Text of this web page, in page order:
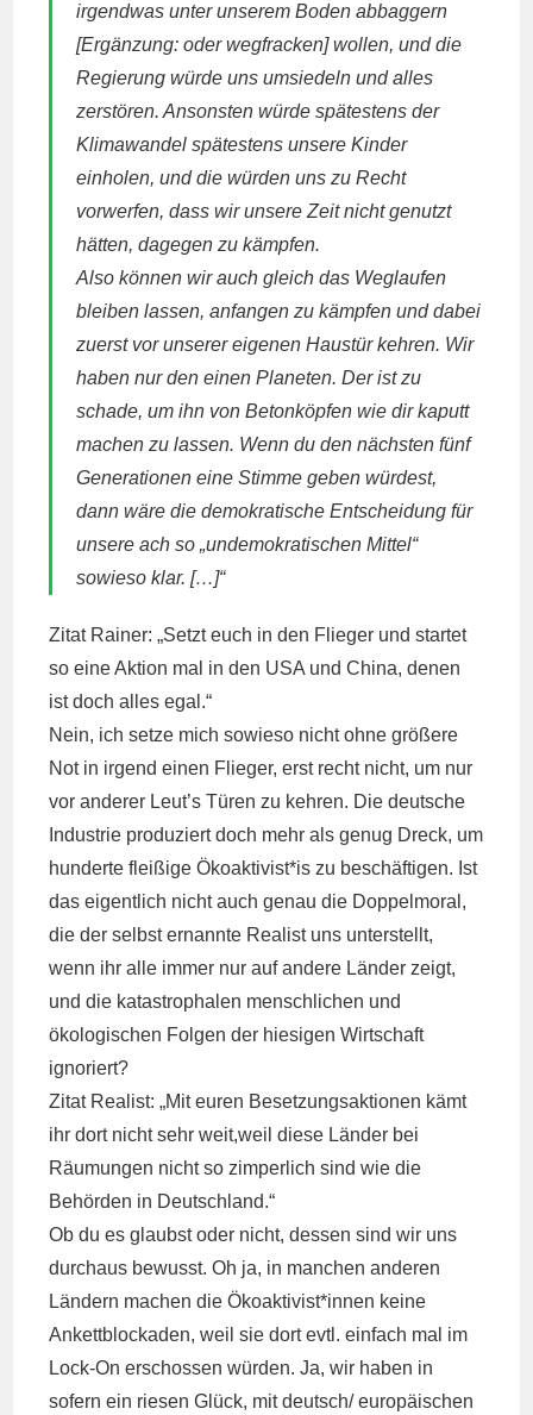
irgendwas unter unserem Boden abbaggern
[Ergänzung: oder wegfracken] wollen, und die
Regierung würde uns umsiedeln und alles
zerstören. Ansonsten würde spätestens der
Klimawandel spätestens unsere Kinder
einholen, und die würden uns zu Recht
vorwerfen, dass wir unsere Zeit nicht genutzt
hätten, dagegen zu kämpfen.
Also können wir auch gleich das Weglaufen
bleiben lassen, anfangen zu kämpfen und dabei
zuerst vor unserer eigenen Haustür kehren. Wir
haben nur den einen Planeten. Der ist zu
schade, um ihn von Betonköpfen wie dir kaputt
machen zu lassen. Wenn du den nächsten fünf
Generationen eine Stimme geben würdest,
dann wäre die demokratische Entscheidung für
unsere ach so „undemokratischen Mittel“
sowieso klar. […]“
Zitat Rainer: „Setzt euch in den Flieger und startet
so eine Aktion mal in den USA und China, denen
ist doch alles egal.“
Nein, ich setze mich sowieso nicht ohne größere
Not in irgend einen Flieger, erst recht nicht, um nur
vor anderer Leut’s Türen zu kehren. Die deutsche
Industrie produziert doch mehr als genug Dreck, um
hunderte fleißige Ökoaktivist*is zu beschäftigen. Ist
das eigentlich nicht auch genau die Doppelmoral,
die der selbst ernannte Realist uns unterstellt,
wenn ihr alle immer nur auf andere Länder zeigt,
und die katastrophalen menschlichen und
ökologischen Folgen der hiesigen Wirtschaft
ignoriert?
Zitat Realist: „Mit euren Besetzungsaktionen kämt
ihr dort nicht sehr weit,weil diese Länder bei
Räumungen nicht so zimperlich sind wie die
Behörden in Deutschland.“
Ob du es glaubst oder nicht, dessen sind wir uns
durchaus bewusst. Oh ja, in manchen anderen
Ländern machen die Ökoaktivist*innen keine
Ankettblockaden, weil sie dort evtl. einfach mal im
Lock-On erschossen würden. Ja, wir haben in
sofern ein riesen Glück, mit deutsch/ europäischen